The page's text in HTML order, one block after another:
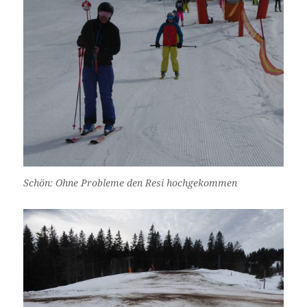
Schön: Ohne Probleme den Resi hochgekommen